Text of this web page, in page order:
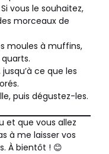
vous le souhaitez,
morceaux de
moules à muffins,
ce que les
puis dégustez-les.
et que vous allez
à me laisser vos
À bientôt ! 😊